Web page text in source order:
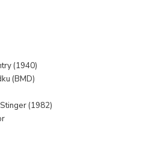
(1940)
(BMD)
(1982)